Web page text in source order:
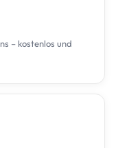
– kostenlos und